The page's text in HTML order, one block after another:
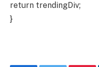
return trendingDiv;
}